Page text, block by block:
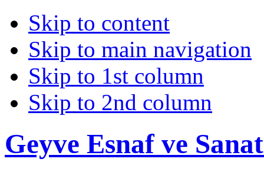
Skip to content
Skip to main navigation
Skip to 1st column
Skip to 2nd column
Geyve Esnaf ve